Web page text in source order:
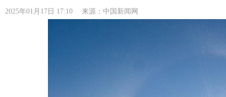
2025年01月17日 17:10 来源： 中国新闻网